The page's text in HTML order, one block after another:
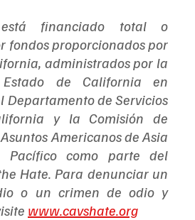
financiado total o
fondos proporcionados por
administrados por la
de California en
Departamento de Servicios
y la Comisión de
Americanos de Asia
como parte del
Hate. Para denunciar un
o un crimen de odio y
www.cavshate.org